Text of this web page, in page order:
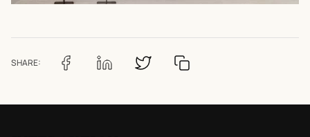
SHARE: